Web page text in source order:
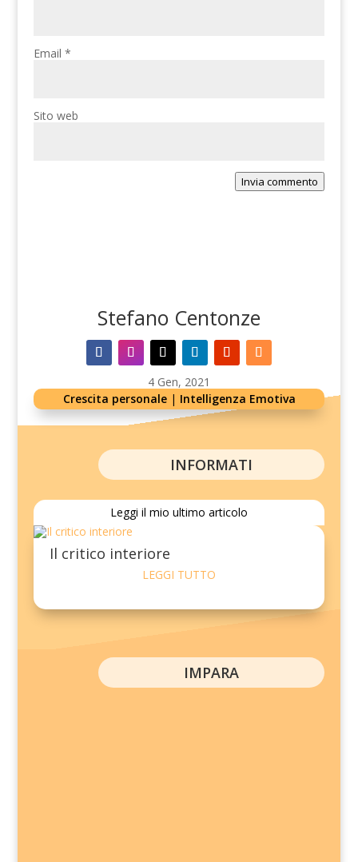
Email*
Sito web
Invia commento
Stefano Centonze
4 Gen, 2021
Crescita personale| Intelligenza Emotiva
INFORMATI
Leggi il mio ultimo articolo
Il critico interiore
LEGGI TUTTO
IMPARA